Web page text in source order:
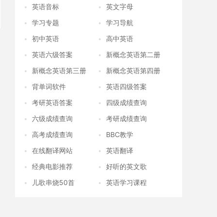
英语音标
英文字母
学习专题
学习导航
初中英语
高中英语
英语六级答案
新概念英语第二册
新概念英语第三册
新概念英语第四册
背单词软件
英语四级答案
考研英语答案
四级成绩查询
六级成绩查询
考研成绩查询
高考成绩查询
BBC教学
在线翻译网站
英语翻译
经典电影推荐
好听的英文歌
儿歌串烧50首
英语学习课程